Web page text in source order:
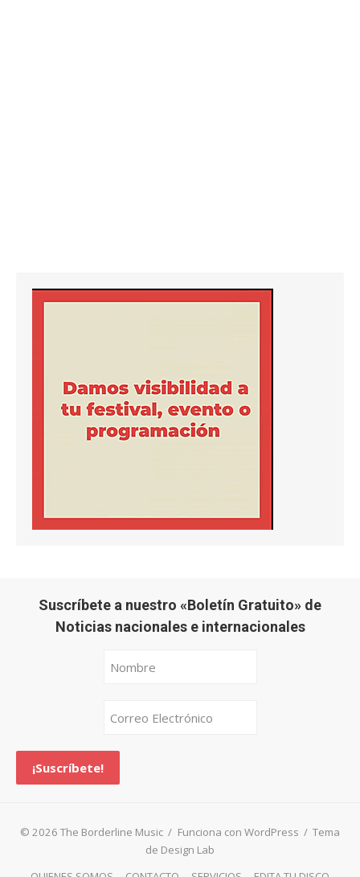
Suscríbete a nuestro «Boletín Gratuito» de
Noticias nacionales e internacionales
© 2026 The Borderline Music / Funciona con WordPress / Tema
de Design Lab